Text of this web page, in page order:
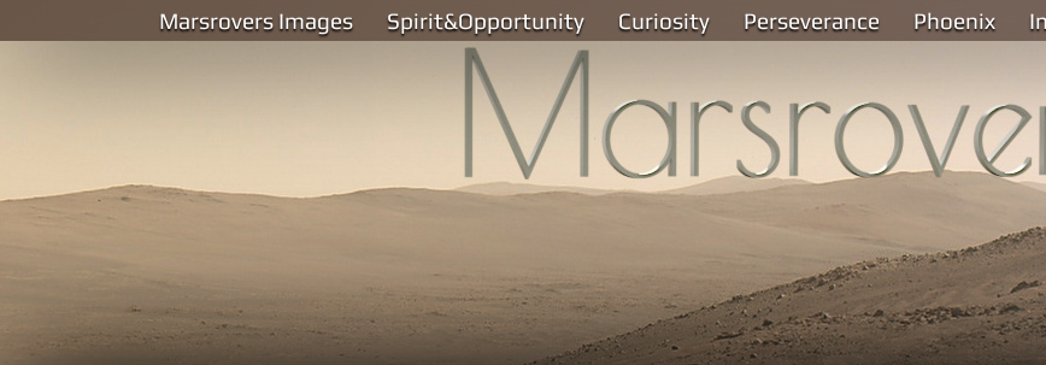
Marsrovers Images Spirit&Opportunity Curiosity Perseverance Phoenix